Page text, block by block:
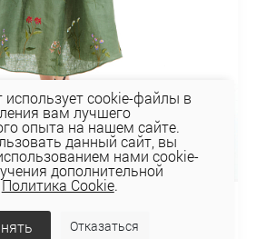
cookie-файлы в
вам лучшего
опыта на нашем сайте.
данный сайт, вы
нами cookie-
дополнительной
Политика Cookie.
Отказаться